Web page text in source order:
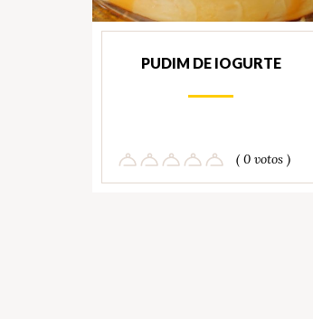
PUDIM DE IOGURTE
( 0 votos )